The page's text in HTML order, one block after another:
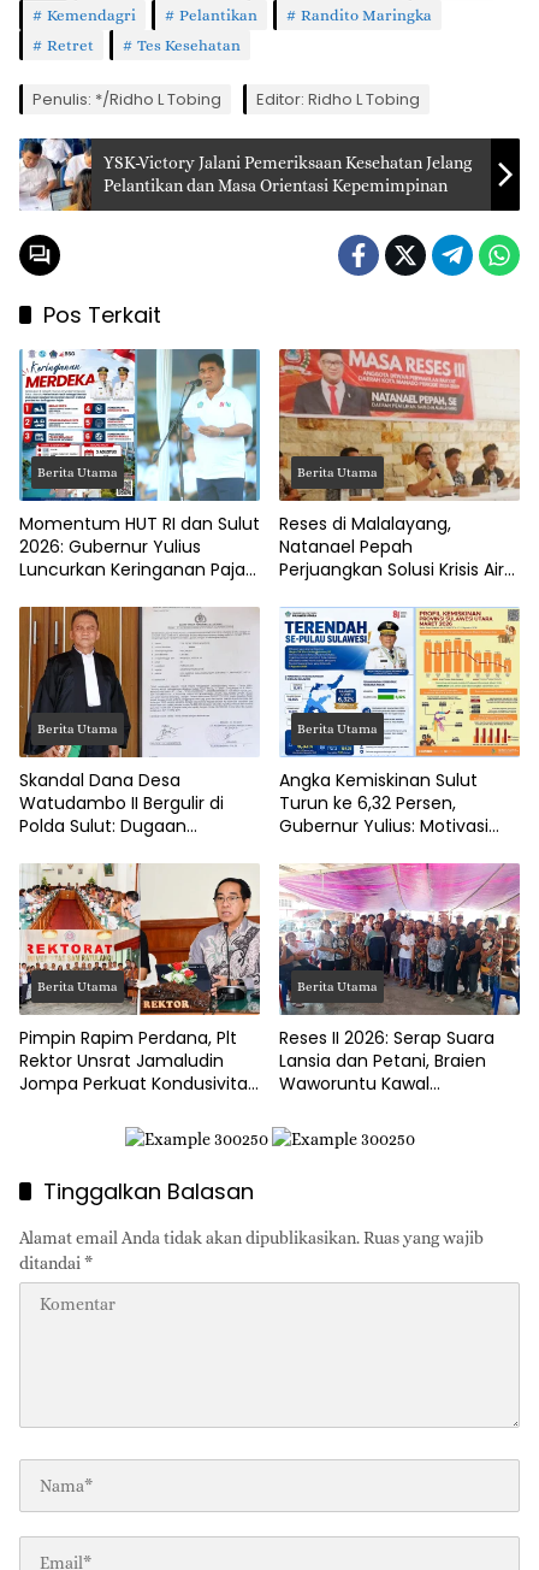
Kemendagri
Pelantikan
Randito Maringka
Retret
Tes Kesehatan
Penulis: */Ridho L Tobing Editor: Ridho L Tobing
YSK-Victory Jalani Pemeriksaan Kesehatan Jelang
Pelantikan dan Masa Orientasi Kepemimpinan
Pos Terkait
Berita Utama
Momentum HUT RI dan Sulut
2026: Gubernur Yulius
Luncurkan Keringanan Pajak
Berita Utama
Reses di Malalayang,
Natanael Pepah
Perjuangkan Solusi Krisis Air
DPRD Manado
Berita Utama
Skandal Dana Desa
Watudambo II Bergulir di
Polda Sulut: Dugaan
Hingga Jalan Tani Rp214
Juta
Berita Utama
Angka Kemiskinan Sulut
Turun ke 6,32 Persen,
Gubernur Yulius: Motivasi
Berita Utama
Pimpin Rapim Perdana, Plt
Rektor Unsrat Jamaludin
Jompa Perkuat Kondusivitas
Berita Utama
Reses II 2026: Serap Suara
Lansia dan Petani, Braien
Waworuntu Kawal
Tinggalkan Balasan
Alamat email Anda tidak akan dipublikasikan.Ruas yang wajib
ditandai*